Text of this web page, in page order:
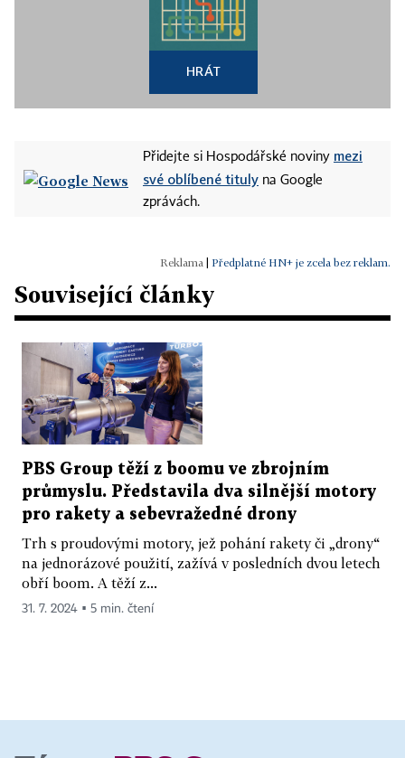
HRÁT
Přidejte si Hospodářské noviny mezi
své oblíbené tituly na Google
zprávách.
Předplatné HN+ je zcela bez reklam.
Související články
PBS Group těží z boomu ve zbrojním
průmyslu. Představila dva silnější motory
pro rakety a sebevražedné drony
Trh s proudovými motory, jež pohání rakety či „drony“
na jednorázové použití, zažívá v posledních dvou letech
obří boom. A těží z...
31. 7. 2024 ▪ 5 min. čtení